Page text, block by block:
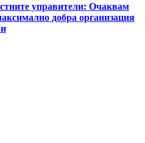
управители: Очаквам
добра организация